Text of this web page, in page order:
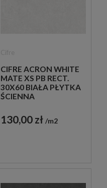
CIFRE ACRON WHITE
MATE XS PB RECT.
30X60 BIAŁA PŁYTKA
ŚCIENNA
130,00 zł m2